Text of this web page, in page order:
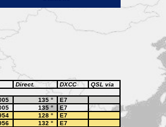
Direct. DXCC QSL via
135 °
E7
135 °
E7
128 °
E7
132 °
E7